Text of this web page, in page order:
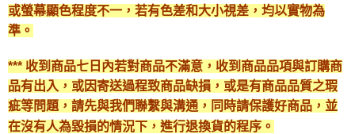
或螢幕顯色程度不一，若有色差和大小視差，均以實物為
準。
*** 收到商品七日內若對商品不滿意，收到商品品項與訂購商
品有出入，或因寄送過程致商品缺損，或是有商品品質之瑕
疵等問題，請先與我們聯繫與溝通，同時請保護好商品，並
在沒有人為毀損的情況下，進行退換貨的程序。